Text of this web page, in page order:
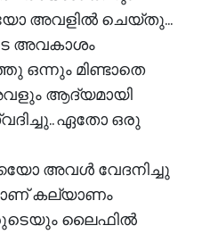
അവളിൽ ചെയ്തു...
അവകാശം
മിണ്ടാതെ
ആദ്യമായി
ഏതോ ഒരു
അവൾ വേദനിച്ചു
കല്യാണം
ലൈഫിൽ